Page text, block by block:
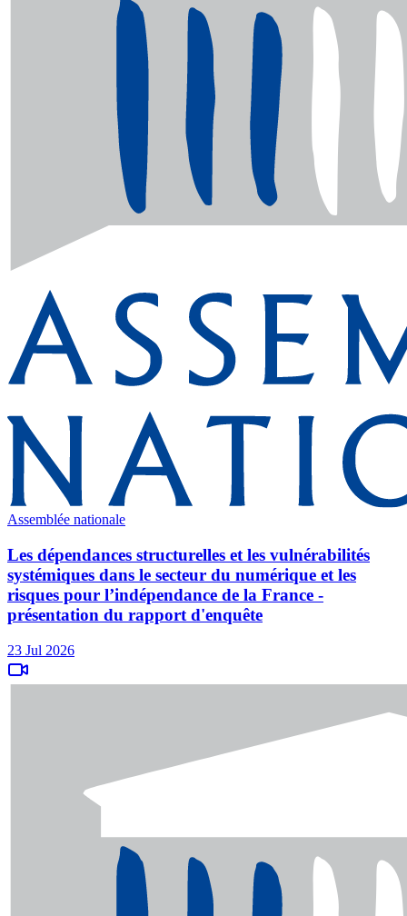
Assemblée nationale
Les dépendances structurelles et les vulnérabilités
systémiques dans le secteur du numérique et les
risques pour l’indépendance de la France -
présentation du rapport d'enquête
23 Jul 2026